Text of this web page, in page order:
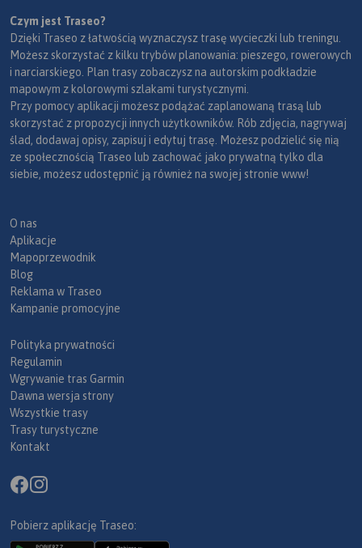
Czym jest Traseo?
Dzięki Traseo z łatwością wyznaczysz trasę wycieczki lub treningu.
Możesz skorzystać z kilku trybów planowania: pieszego, rowerowych
i narciarskiego. Plan trasy zobaczysz na autorskim podkładzie
mapowym z kolorowymi szlakami turystycznymi.
Przy pomocy aplikacji możesz podążać zaplanowaną trasą lub
skorzystać z propozycji innych użytkowników. Rób zdjęcia, nagrywaj
ślad, dodawaj opisy, zapisuj i edytuj trasę. Możesz podzielić się nią
ze społecznością Traseo lub zachować jako prywatną tylko dla
siebie, możesz udostępnić ją również na swojej stronie www!
O nas
Aplikacje
Mapoprzewodnik
Blog
Reklama w Traseo
Kampanie promocyjne
Polityka prywatności
Regulamin
Wgrywanie tras Garmin
Dawna wersja strony
Wszystkie trasy
Trasy turystyczne
Kontakt
Pobierz aplikację Traseo: